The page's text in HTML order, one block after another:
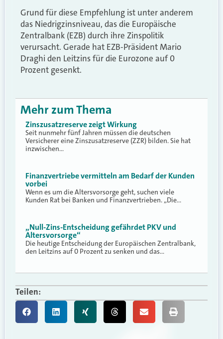
Grund für diese Empfehlung ist unter anderem
das Niedrigzinsniveau, das die Europäische
Zentralbank (EZB) durch ihre Zinspolitik
verursacht. Gerade hat EZB-Präsident Mario
Draghi den Leitzins für die Eurozone auf 0
Prozent gesenkt.
Mehr zum Thema
Zinszusatzreserve zeigt Wirkung
Seit nunmehr fünf Jahren müssen die deutschen
Versicherer eine Zinszusatzreserve (ZZR) bilden. Sie hat
inzwischen…
Finanzvertriebe vermitteln am Bedarf der Kunden
vorbei
Wenn es um die Altersvorsorge geht, suchen viele
Kunden Rat bei Banken und Finanzvertrieben. „Die…
„Null-Zins-Entscheidung gefährdet PKV und
Altersvorsorge“
Die heutige Entscheidung der Europäischen Zentralbank,
den Leitzins auf 0 Prozent zu senken und das…
Teilen: